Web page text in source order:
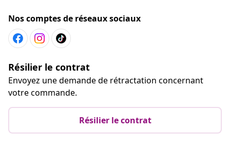
Nos comptes de réseaux sociaux
Résilier le contrat
Envoyez une demande de rétractation concernant
votre commande.
Résilier le contrat